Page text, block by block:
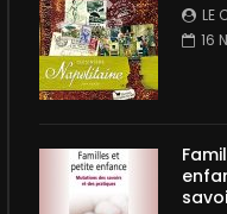
LE
16